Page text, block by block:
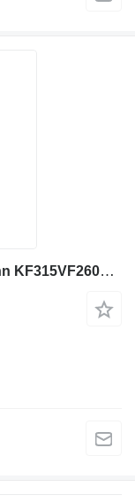
Serra de Mesa Para Madeira Holzmann KF315VF2600_400V